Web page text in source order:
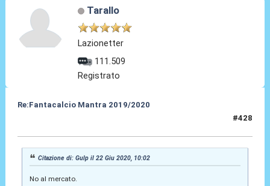
Tarallo
Lazionetter
111.509
Registrato
Re:Fantacalcio Mantra 2019/2020
#428
Citazione di: Gulp il 22 Giu 2020, 10:02
No al mercato.